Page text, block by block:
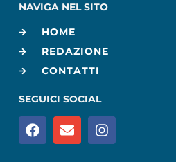
NAVIGA NEL SITO
HOME
REDAZIONE
CONTATTI
SEGUICI SOCIAL